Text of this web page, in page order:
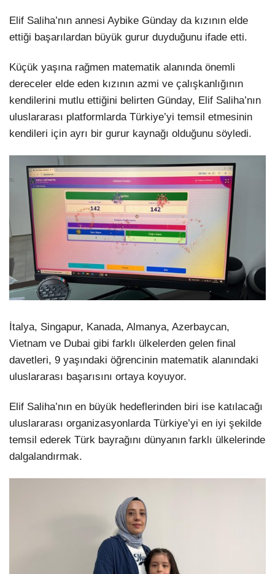
Elif Saliha’nın annesi Aybike Günday da kızının elde
ettiği başarılardan büyük gurur duyduğunu ifade etti.
Küçük yaşına rağmen matematik alanında önemli
dereceler elde eden kızının azmi ve çalışkanlığının
kendilerini mutlu ettiğini belirten Günday, Elif Saliha’nın
uluslararası platformlarda Türkiye’yi temsil etmesinin
kendileri için ayrı bir gurur kaynağı olduğunu söyledi.
İtalya, Singapur, Kanada, Almanya, Azerbaycan,
Vietnam ve Dubai gibi farklı ülkelerden gelen final
davetleri, 9 yaşındaki öğrencinin matematik alanındaki
uluslararası başarısını ortaya koyuyor.
Elif Saliha’nın en büyük hedeflerinden biri ise katılacağı
uluslararası organizasyonlarda Türkiye’yi en iyi şekilde
temsil ederek Türk bayrağını dünyanın farklı ülkelerinde
dalgalandırmak.